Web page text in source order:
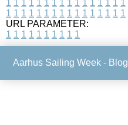
1 1 1 1 1 1 1 1 1 1 1 1 1 1 1 1
1 1 1 1 1 1 1 1 1 1 1 1 1 1 1 1
URL PARAMETER:
1 1 1 1 1 1 1 1 1 1
Aarhus Sailing Week - Blog